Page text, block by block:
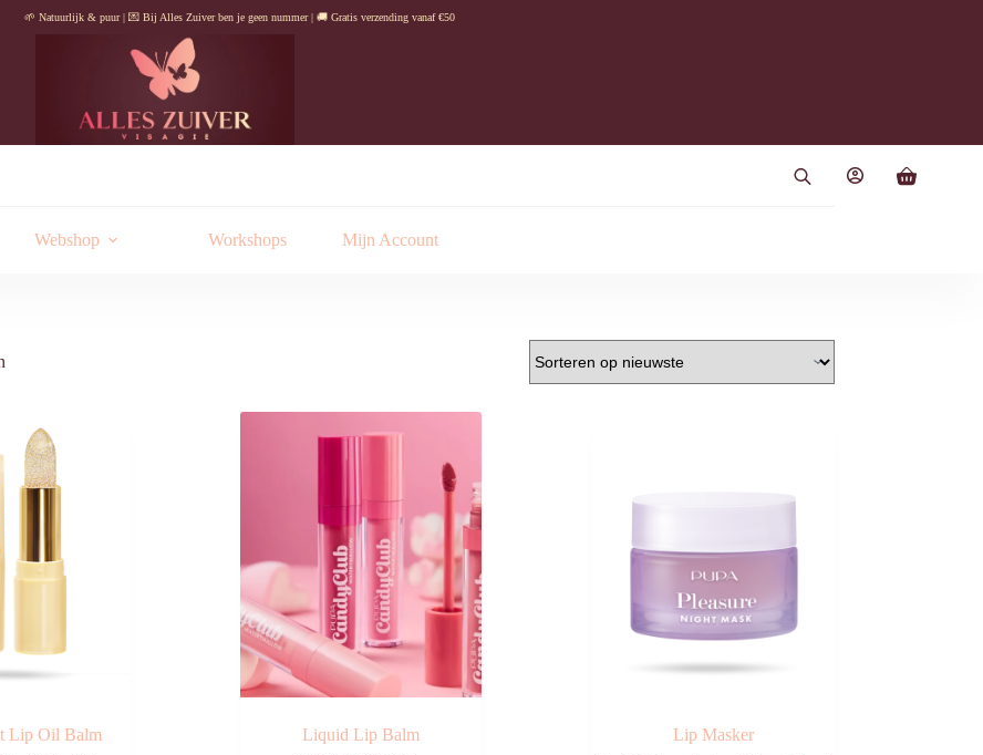
🌱 Natuurlijk & puur | 💌 Bij Alles Zuiver ben je geen nummer | 🚚 Gratis verzending vanaf €50
Webshop Workshops Mijn Account
Lip Oil Balm
Liquid Lip Balm
Lip Masker